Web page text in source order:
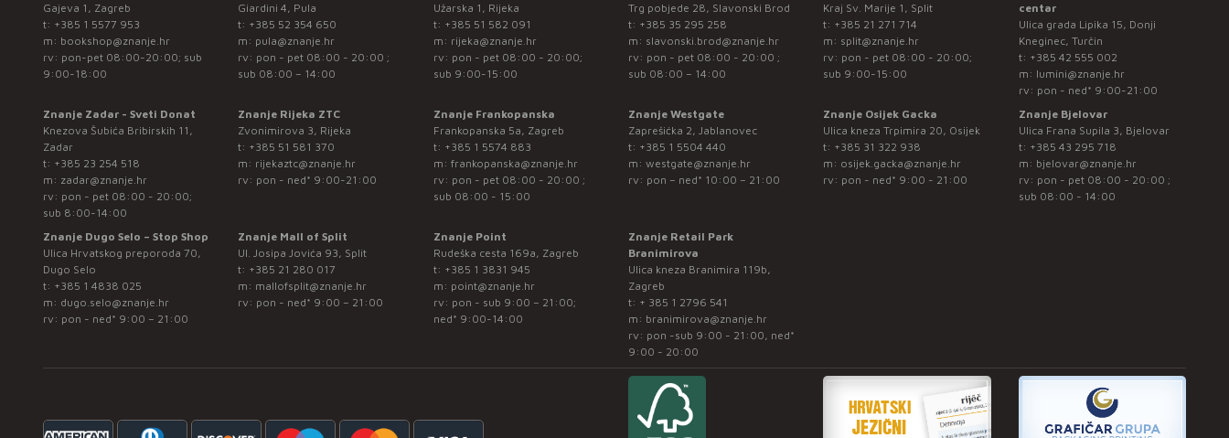
Gajeva 1, Zagreb
t: +385 1 5577 953
m: bookshop@znanje.hr
rv: pon-pet 08:00-20:00; sub
9:00-18:00
Giardini 4, Pula
t: +385 52 354 650
m: pula@znanje.hr
rv: pon - pet 08:00 - 20:00 ;
sub 08:00 – 14:00
Užarska 1, Rijeka
t: +385 51 582 091
m: rijeka@znanje.hr
rv: pon - pet 08:00 - 20:00;
sub 9:00-15:00
Trg pobjede 28, Slavonski Brod
t: +385 35 295 258
m: slavonski.brod@znanje.hr
rv: pon - pet 08:00 - 20:00 ;
sub 08:00 – 14:00
Kraj Sv. Marije 1, Split
t: +385 21 271 714
m: split@znanje.hr
rv: pon - pet 08:00 - 20:00;
sub 9:00-15:00
centar
Ulica grada Lipika 15, Donji
Kneginec, Turčin
t: +385 42 555 002
m: lumini@znanje.hr
rv: pon - ned* 9:00-21:00
Znanje Zadar - Sveti Donat
Knezova Šubića Bribirskih 11,
Zadar
t: +385 23 254 518
m: zadar@znanje.hr
rv: pon - pet 08:00 - 20:00;
sub 8:00-14:00
Znanje Rijeka ZTC
Zvonimirova 3, Rijeka
t: +385 51 581 370
m: rijekaztc@znanje.hr
rv: pon - ned* 9:00-21:00
Znanje Frankopanska
Frankopanska 5a, Zagreb
t: +385 1 5574 883
m: frankopanska@znanje.hr
rv: pon - pet 08:00 - 20:00 ;
sub 08:00 - 15:00
Znanje Westgate
Zaprešićka 2, Jablanovec
t: +385 1 5504 440
m: westgate@znanje.hr
rv: pon – ned* 10:00 – 21:00
Znanje Osijek Gacka
Ulica kneza Trpimira 20, Osijek
t: +385 31 322 938
m: osijek.gacka@znanje.hr
rv: pon - ned* 9:00 - 21:00
Znanje Bjelovar
Ulica Frana Supila 3, Bjelovar
t: +385 43 295 718
m: bjelovar@znanje.hr
rv: pon - pet 08:00 - 20:00 ;
sub 08:00 - 14:00
Znanje Dugo Selo – Stop Shop
Ulica Hrvatskog preporoda 70,
Dugo Selo
t: +385 1 4838 025
m: dugo.selo@znanje.hr
rv: pon - ned* 9:00 – 21:00
Znanje Mall of Split
Ul. Josipa Jovića 93, Split
t: +385 21 280 017
m: mallofsplit@znanje.hr
rv: pon - ned* 9:00 – 21:00
Znanje Point
Rudeška cesta 169a, Zagreb
t: +385 1 3831 945
m: point@znanje.hr
rv: pon - sub 9:00 – 21:00;
ned* 9:00-14:00
Znanje Retail Park
Branimirova
Ulica kneza Branimira 119b,
Zagreb
t: + 385 1 2796 541
m: branimirova@znanje.hr
rv: pon -sub 9:00 - 21:00, ned*
9:00 - 20:00